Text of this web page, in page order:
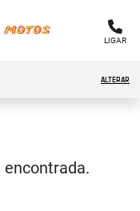
LIGAR
ALTERAR